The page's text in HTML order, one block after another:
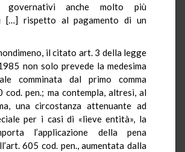
anche molto più
[…] rispetto al pagamento di un
il citato art. 3 della legge
non solo prevede la medesima
comminata dal primo comma
cod. pen.; ma contempla, altresì, al
una circostanza attenuante ad
per i casi di «lieve entità», la
l’applicazione della pena
605 cod. pen., aumentata dalla